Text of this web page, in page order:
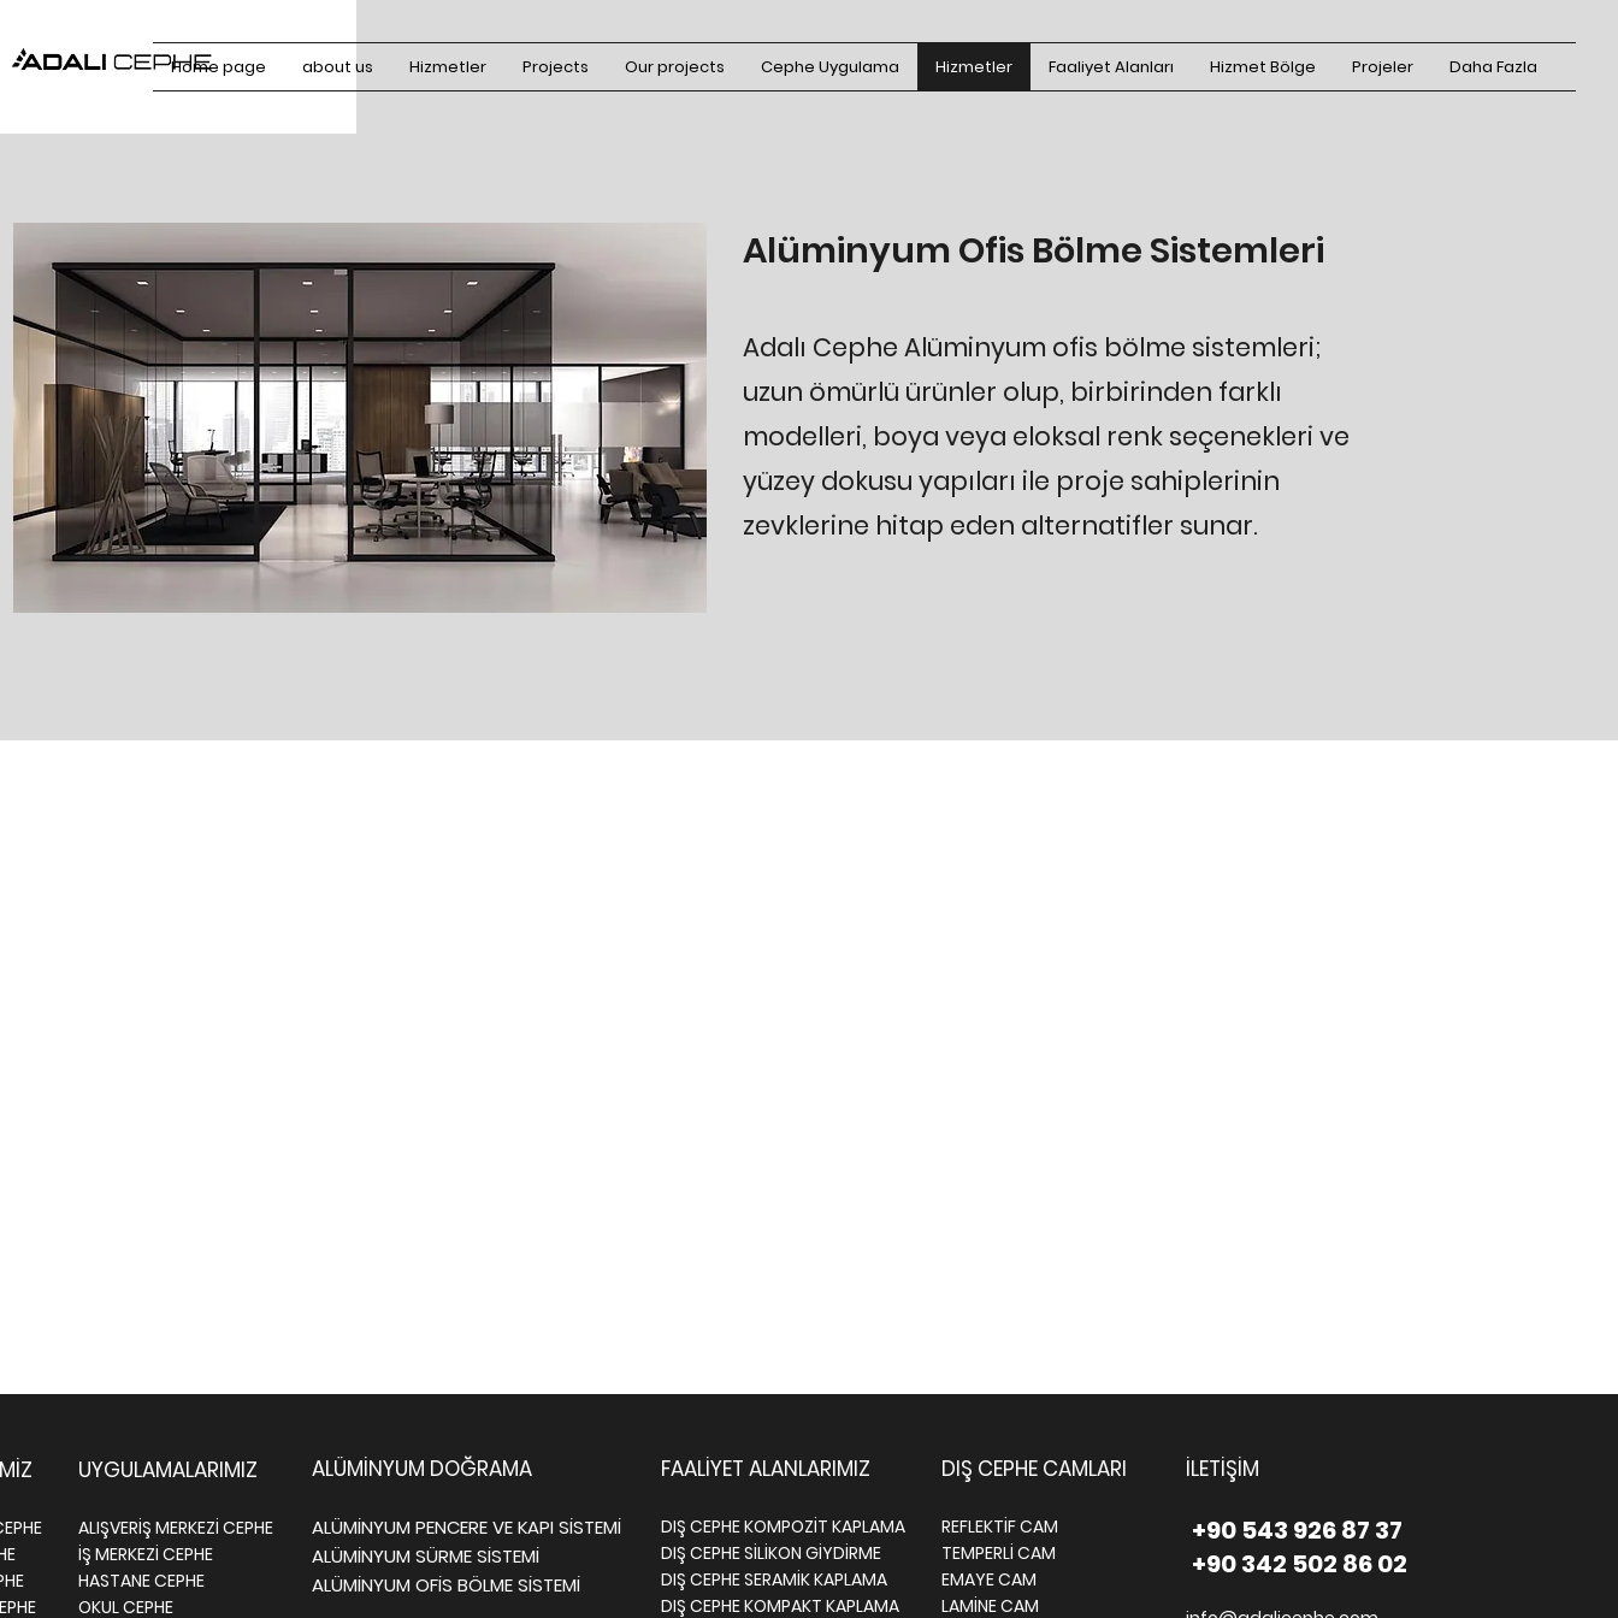
Home page about us Hizmetler Projects Our projects Cephe Uygulama Hizmetler Faaliyet Alanları Hizmet Bölge Projeler Daha Fazla
Alüminyum Ofis Bölme Sistemleri
Adalı Cephe Alüminyum ofis bölme sistemleri;
uzun ömürlü ürünler olup, birbirinden farklı
modelleri, boya veya eloksal renk seçenekleri ve
yüzey dokusu yapıları ile proje sahiplerinin
zevklerine hitap eden alternatifler sunar.
UYGULAMALARIMIZ ALÜMİNYUM DOĞRAMA
ALIŞVERİŞ MERKEZİ CEPHE
İŞ MERKEZİ CEPHE
HASTANE CEPHE
OKUL CEPHE
ALÜMİNYUM PENCERE VE KAPI SİSTEMİ
ALÜMİNYUM SÜRME SİSTEMİ
ALÜMİNYUM OFİS BÖLME SİSTEMİ
FAALİYET ALANLARIMIZ DIŞ CEPHE CAMLARI İLETİŞİM
DIŞ CEPHE KOMPOZİT KAPLAMA
DIŞ CEPHE SİLİKON GİYDİRME
DIŞ CEPHE SERAMİK KAPLAMA
DIŞ CEPHE KOMPAKT KAPLAMA
REFLEKTİF CAM
TEMPERLİ CAM
EMAYE CAM
LAMİNE CAM
+90 543 926 87 37
+90 342 502 86 02